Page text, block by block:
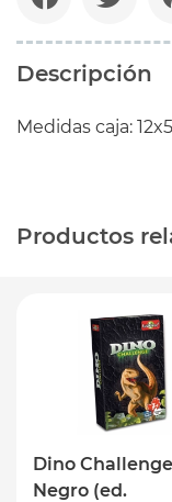
Descripción
Medidas caja:
Productos
Dino Challenge
Negro (ed.